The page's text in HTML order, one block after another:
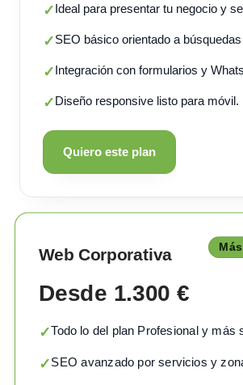
✓Ideal para presentar tu negocio y
✓SEO básico orientado a
✓Integración con formularios y
✓Diseño responsive listo para móvil.
Quiero este plan
Web Corporativa
Desde 1.300 €
✓Todo lo del plan Profesional y más
✓SEO avanzado por servicios y